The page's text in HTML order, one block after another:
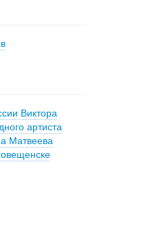
Виктора
артиста
Матвеева